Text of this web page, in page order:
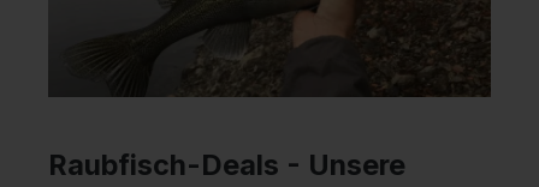
Raubfisch-Deals - Unsere